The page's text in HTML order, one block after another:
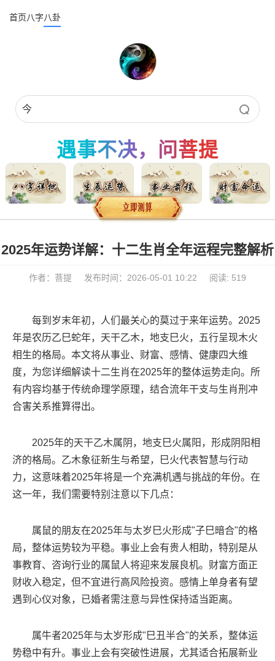
首页八字八卦
遇事不决，问菩提
2025年运势详解：十二生肖全年运程完整解析
作者：菩提 发布时间：2026-05-01 10:22 阅读: 519
每到岁末年初，人们最关心的莫过于来年运势。2025
年是农历乙巳蛇年，天干乙木，地支巳火，五行呈现木火
相生的格局。本文将从事业、财富、感情、健康四大维
度，为您详细解读十二生肖在2025年的整体运势走向。所
有内容均基于传统命理学原理，结合流年干支与生肖刑冲
合害关系推算得出。
2025年的天干乙木属阴，地支巳火属阳，形成阴阳相
济的格局。乙木象征新生与希望，巳火代表智慧与行动
力，这意味着2025年将是一个充满机遇与挑战的年份。在
这一年，我们需要特别注意以下几点：
属鼠的朋友在2025年与太岁巳火形成"子巳暗合"的格
局，整体运势较为平稳。事业上会有贵人相助，特别是从
事教育、咨询行业的属鼠人将迎来发展良机。财富方面正
财收入稳定，但不宜进行高风险投资。感情上单身者有望
遇到心仪对象，已婚者需注意与异性保持适当距离。
属牛者2025年与太岁形成"巳丑半合"的关系，整体运
势稳中有升。事业上会有突破性进展，尤其适合拓展新业